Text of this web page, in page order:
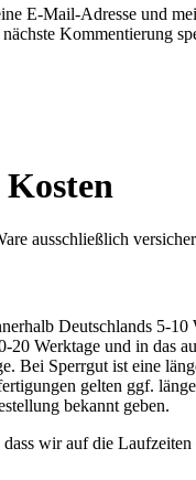
E-Mail-Adresse und
Kommentierung
ausschließlich
Deutschlands 5-10
20 Werktage und in das
Bei Sperrgut ist eine
gelten ggf.
bekannt geben.
wir auf die Laufzeiten